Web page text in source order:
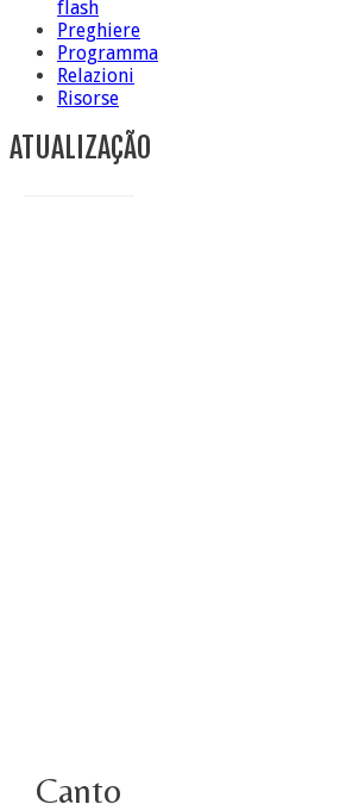
flash
Preghiere
Programma
Relazioni
Risorse
ATUALIZAÇÃO
Canto